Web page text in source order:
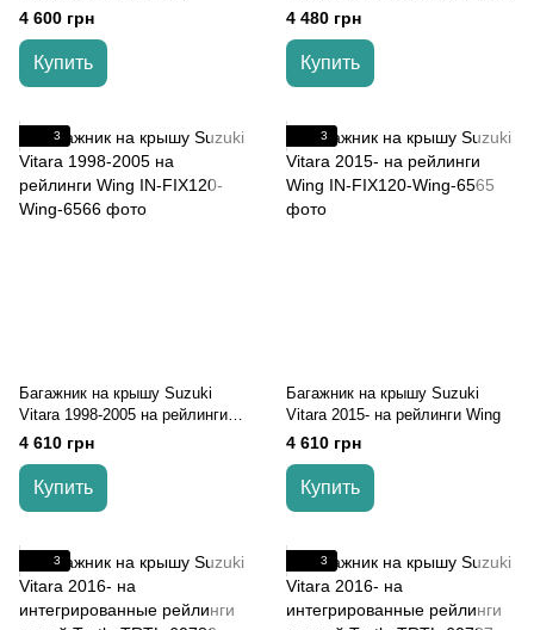
интегрированные рейлинги
4 600 грн
Купить
Wing
4 480 грн
Купить
3
Багажник на крышу Suzuki
Vitara 1998-2005 на рейлинги
Wing
4 610 грн
Купить
3
Багажник на крышу Suzuki
Vitara 2015- на рейлинги Wing
4 610 грн
Купить
3 3